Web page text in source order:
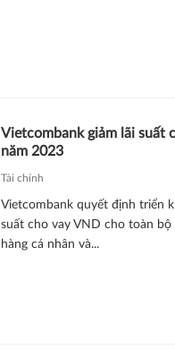
Vietcombank giảm lãi suất
năm 2023
Tài chính
Vietcombank quyết định triển
suất cho vay VND cho toàn bộ
hàng cá nhân và...